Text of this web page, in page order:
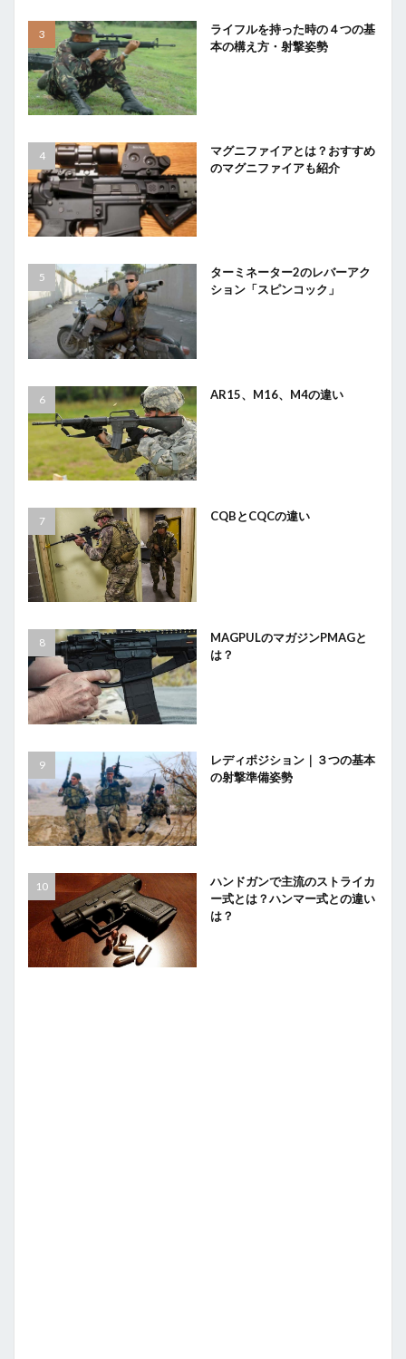
ライフルを持った時の４つの基
本の構え方・射撃姿勢
マグニファイアとは？おすすめ
のマグニファイアも紹介
ターミネーター2のレバーアク
ション「スピンコック」
AR15、M16、M4の違い
CQBとCQCの違い
MAGPULのマガジンPMAGと
は？
レディポジション｜３つの基本
の射撃準備姿勢
ハンドガンで主流のストライカ
ー式とは？ハンマー式との違い
は？